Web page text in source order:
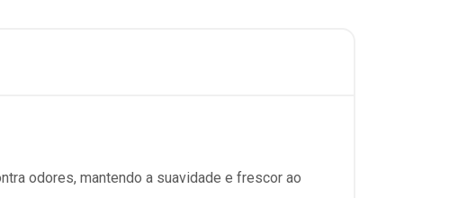
odores, mantendo a suavidade e frescor ao